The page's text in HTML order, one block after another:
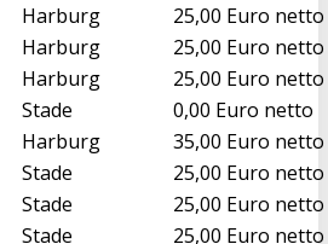
Harburg
25,00 Euro netto
Harburg
25,00 Euro netto
Harburg
25,00 Euro netto
Stade
0,00 Euro netto
Harburg
35,00 Euro netto
Stade
25,00 Euro netto
Stade
25,00 Euro netto
Stade
25,00 Euro netto